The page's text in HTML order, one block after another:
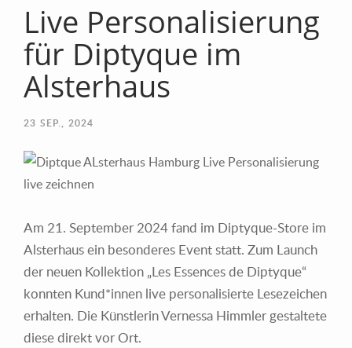
Live Personalisierung
für Diptyque im
Alsterhaus
23 SEP., 2024
Am 21. September 2024 fand im Diptyque-Store im
Alsterhaus ein besonderes Event statt. Zum Launch
der neuen Kollektion „Les Essences de Diptyque“
konnten Kund*innen live personalisierte Lesezeichen
erhalten. Die Künstlerin Vernessa Himmler gestaltete
diese direkt vor Ort.